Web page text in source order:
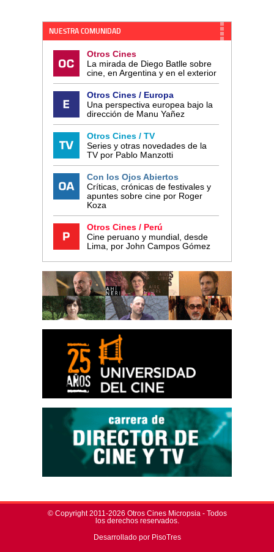
NUESTRA COMUNIDAD
Otros Cines
La mirada de Diego Batlle sobre
cine, en Argentina y en el exterior
Otros Cines / Europa
Una perspectiva europea bajo la
dirección de Manu Yañez
Otros Cines / TV
Series y otras novedades de la
TV por Pablo Manzotti
Con los Ojos Abiertos
Críticas, crónicas de festivales y
apuntes sobre cine por Roger
Koza
Otros Cines / Perú
Cine peruano y mundial, desde
Lima, por John Campos Gómez
© Copyright 2011-2026 Otros Cines Micropsia - Todos
los derechos reservados.
Desarrollado por PisoTres